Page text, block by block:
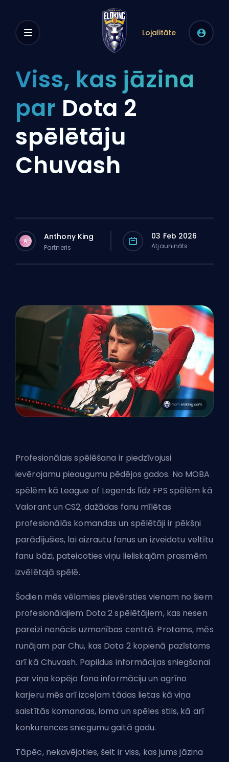
Lojalitāte
Viss, kas jāzina
par Dota 2
spēlētāju
Chuvash
A Anthony King
Partneris
03 Feb 2026
Atjaunināts:
Profesionālais spēlēšana ir piedzīvojusi
ievērojamu pieaugumu pēdējos gados. No MOBA
spēlēm kā League of Legends līdz FPS spēlēm kā
Valorant un CS2, dažādas fanu mīlētas
profesionālās komandas un spēlētāji ir pēkšņi
parādījušies, lai aizrautu fanus un izveidotu veltītu
fanu bāzi, pateicoties viņu lieliskajām prasmēm
izvēlētajā spēlē.
Šodien mēs vēlamies pievērsties vienam no šiem
profesionālajiem Dota 2 spēlētājiem, kas nesen
pareizi nonācis uzmanības centrā. Protams, mēs
runājam par Chu, kas Dota 2 kopienā pazīstams
arī kā Chuvash. Papildus informācijas sniegšanai
par viņa kopējo fona informāciju un agrīno
karjeru mēs arī izceļam tādas lietas kā viņa
saistītās komandas, loma un spēles stils, kā arī
konkurences sniegumu gaitā gadu.
Tāpēc, nekavējoties, šeit ir viss, kas jums jāzina